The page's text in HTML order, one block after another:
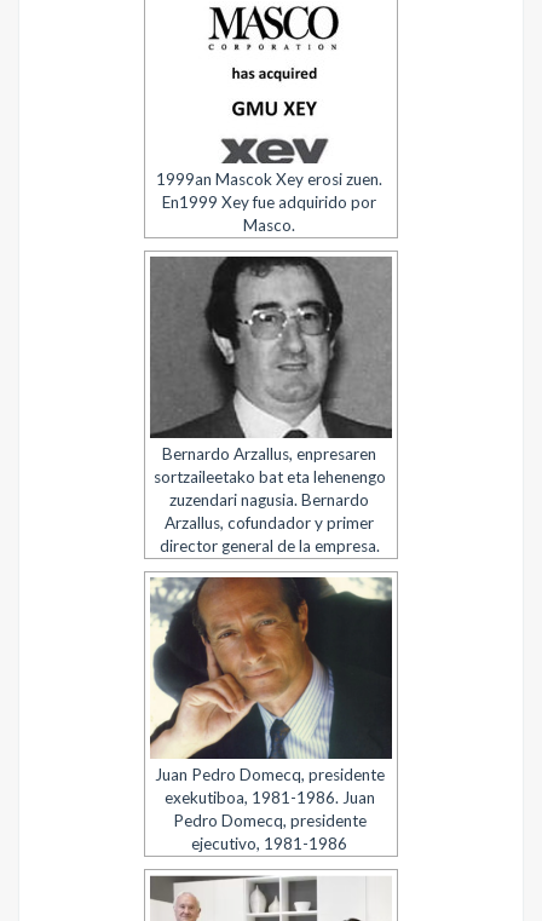
1999an Mascok Xey erosi zuen.
En1999 Xey fue adquirido por
Masco.
Bernardo Arzallus, enpresaren
sortzaileetako bat eta lehenengo
zuzendari nagusia. Bernardo
Arzallus, cofundador y primer
director general de la empresa.
Juan Pedro Domecq, presidente
exekutiboa, 1981-1986. Juan
Pedro Domecq, presidente
ejecutivo, 1981-1986